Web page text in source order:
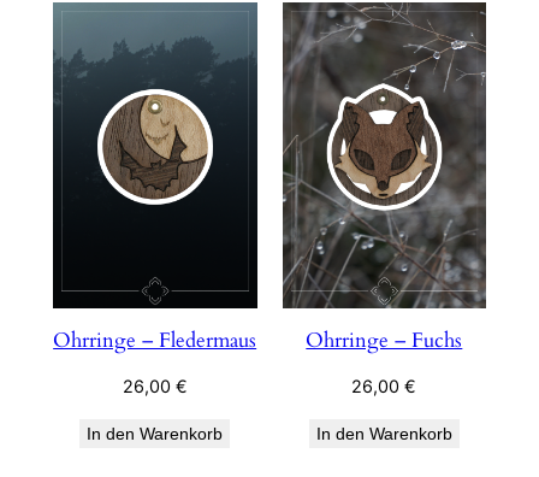
Ohrringe – Fledermaus
26,00 €
In den Warenkorb
Ohrringe – Fuchs
26,00€
In den Warenkorb